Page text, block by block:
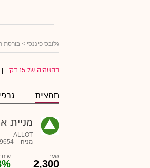
גלובס פיננסי > בורסת
בהשהיה של 15 דק'
תמצית
מניית
ALLOT
מניה
שער
2,300
שינוי